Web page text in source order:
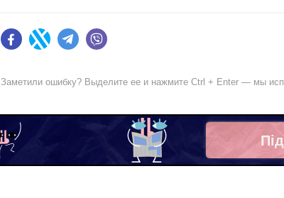
FacebookTwitter Telegram
Заметили ошибку? Выделите ее и нажмите Ctrl + Enter — мы